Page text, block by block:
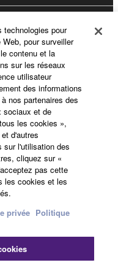
technologies pour
pour surveiller
contenu et la
sur les réseaux
utilisateur
des informations
nos partenaires des
sociaux et de
les cookies »,
d'autres
sur l'utilisation des
cliquez sur «
pas cette
les cookies et les
privée Politique